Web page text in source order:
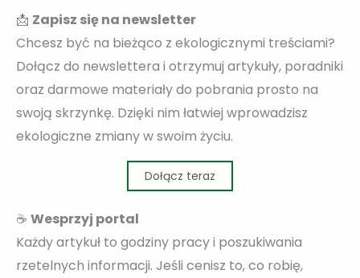
📩 Zapisz się na newsletter
Chcesz być na bieżąco z ekologicznymi treściami?
Dołącz do newslettera i otrzymuj artykuły, poradniki
oraz darmowe materiały do pobrania prosto na
swoją skrzynkę. Dzięki nim łatwiej wprowadzisz
ekologiczne zmiany w swoim życiu.
Dołącz teraz
☕ Wesprzyj portal
Każdy artykuł to godziny pracy i poszukiwania
rzetelnych informacji. Jeśli cenisz to, co robię,